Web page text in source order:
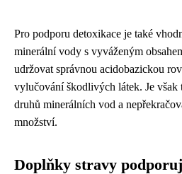
Pro podporu detoxikace je také
minerální vody s vyváženým
udržovat správnou acidobazickou
vylučování škodlivých látek. Je však
druhů minerálních vod a
množství.
Doplňky stravy